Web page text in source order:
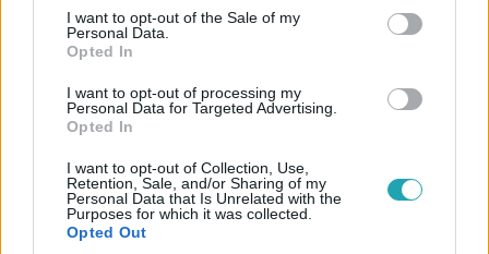
consent section.
I want to opt-out of the Sale of my
Personal Data.
Opted In
I want to opt-out of processing my
Personal Data for Targeted Advertising.
Opted In
I want to opt-out of Collection, Use,
Retention, Sale, and/or Sharing of my
Personal Data that Is Unrelated with the
Purposes for which it was collected.
Opted Out